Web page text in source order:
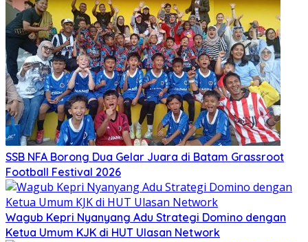
SSB NFA Borong Dua Gelar Juara di Batam Grassroot
Football Festival 2026
Wagub Kepri Nyanyang Adu Strategi Domino dengan
Ketua Umum KJK di HUT Ulasan Network